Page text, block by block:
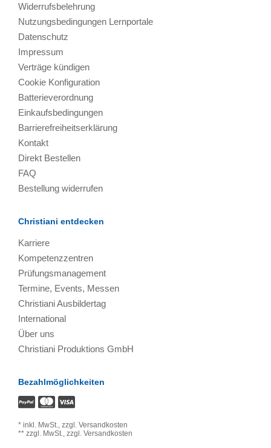
Widerrufsbelehrung
Nutzungsbedingungen Lernportale
Datenschutz
Impressum
Verträge kündigen
Cookie Konfiguration
Batterieverordnung
Einkaufsbedingungen
Barrierefreiheitserklärung
Kontakt
Direkt Bestellen
FAQ
Bestellung widerrufen
Christiani entdecken
Karriere
Kompetenzzentren
Prüfungsmanagement
Termine, Events, Messen
Christiani Ausbildertag
International
Über uns
Christiani Produktions GmbH
Bezahlmöglichkeiten
* inkl. MwSt., zzgl. Versandkosten
** zzgl. MwSt., zzgl. Versandkosten